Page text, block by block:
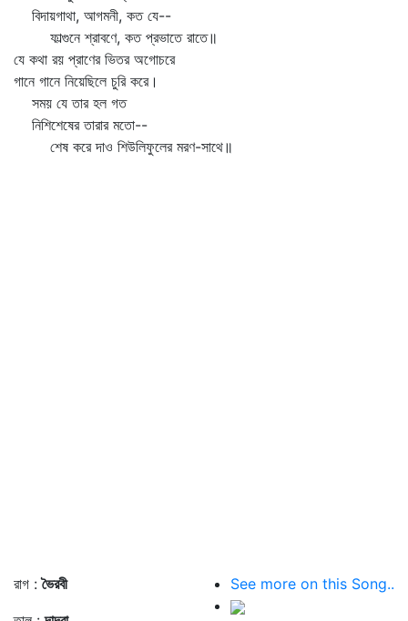
বিদায়গাথা, আগমনী, কত যে--
ফাল্গুনে শ্রাবণে, কত প্রভাতে রাতে॥
যে কথা রয় প্রাণের ভিতর অগোচরে
গানে গানে নিয়েছিলে চুরি করে।
সময় যে তার হল গত
নিশিশেষের তারার মতো--
শেষ করে দাও শিউলিফুলের মরণ-সাথে॥
রাগ :ভৈরবী
See more on this Song..